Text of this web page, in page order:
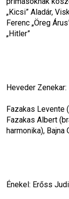
„Kicsi” Aladár,
Ferenc „Öreg
„Hitler”
Heveder Zenekar:
Fazakas Levente
Fazakas Albert
harmonika),
Énekel: Erőss